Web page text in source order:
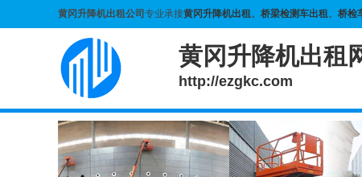
黄冈升降机出租公司 专业承接黄冈升降机出租、 桥梁检测车出租、 桥检
黄冈升降机出租
http://ezgkc.com